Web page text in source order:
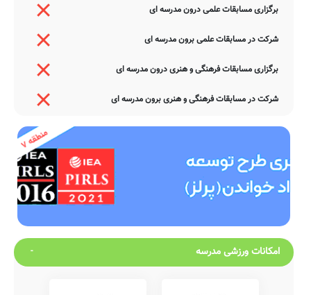
برگزاری مسابقات علمی درون مدرسه ای
شرکت در مسابقات علمی برون مدرسه ای
برگزاری مسابقات فرهنگی و هنری درون مدرسه ای
شرکت در مسابقات فرهنگی و هنری برون مدرسه ای
امکانات ورزشی مدرسه